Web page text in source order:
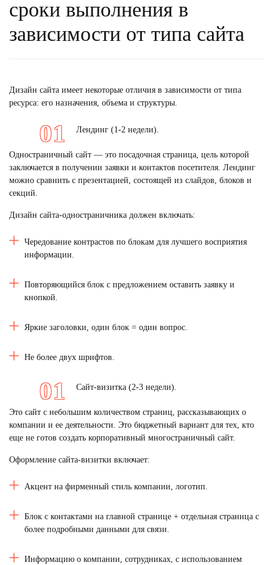
сроки выполнения в
зависимости от типа сайта
Дизайн сайта имеет некоторые отличия в зависимости от типа
ресурса: его назначения, объема и структуры.
Лендинг (1-2 недели).
Одностраничный сайт — это посадочная страница, цель которой
заключается в получении заявки и контактов посетителя. Лендинг
можно сравнить с презентацией, состоящей из слайдов, блоков и
секций.
Дизайн сайта-одностраничника должен включать:
Чередование контрастов по блокам для лучшего восприятия
информации.
Повторяющийся блок с предложением оставить заявку и
кнопкой.
Яркие заголовки, один блок = один вопрос.
Не более двух шрифтов.
Сайт-визитка (2-3 недели).
Это сайт с небольшим количеством страниц, рассказывающих о
компании и ее деятельности. Это бюджетный вариант для тех, кто
еще не готов создать корпоративный многостраничный сайт.
Оформление сайта-визитки включает:
Акцент на фирменный стиль компании, логотип.
Блок с контактами на главной странице + отдельная страница с
более подробными данными для связи.
Информацию о компании, сотрудниках, с использованием